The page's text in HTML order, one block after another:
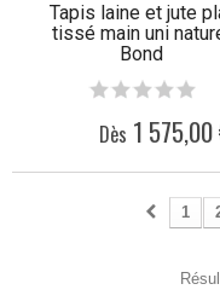
Tapis laine et jute
tissé main uni
Bond
Dès 1
1